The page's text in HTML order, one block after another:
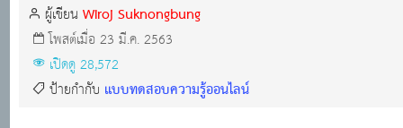
ผู้เขียนWiroj Suknongbung
โพสต์เมื่อ 23 มี.ค. 2563
เปิดดู 28,572
ป้ายกำกับ แบบทดสอบความรู้ออนไลน์